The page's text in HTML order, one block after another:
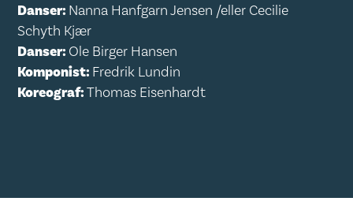
Danser: Nanna Hanfgarn Jensen /eller Cecilie
Schyth Kjær
Danser: Ole Birger Hansen
Komponist: Fredrik Lundin
Koreograf:Thomas Eisenhardt